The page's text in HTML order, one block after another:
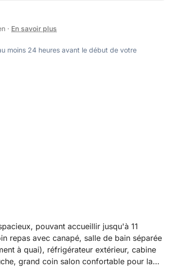
· En savoir plus
moins 24 heures avant le début de votre
pouvant accueillir jusqu'à 11
repas avec canapé, salle de bain séparée
à quai), réfrigérateur extérieur, cabine
grand coin salon confortable pour la